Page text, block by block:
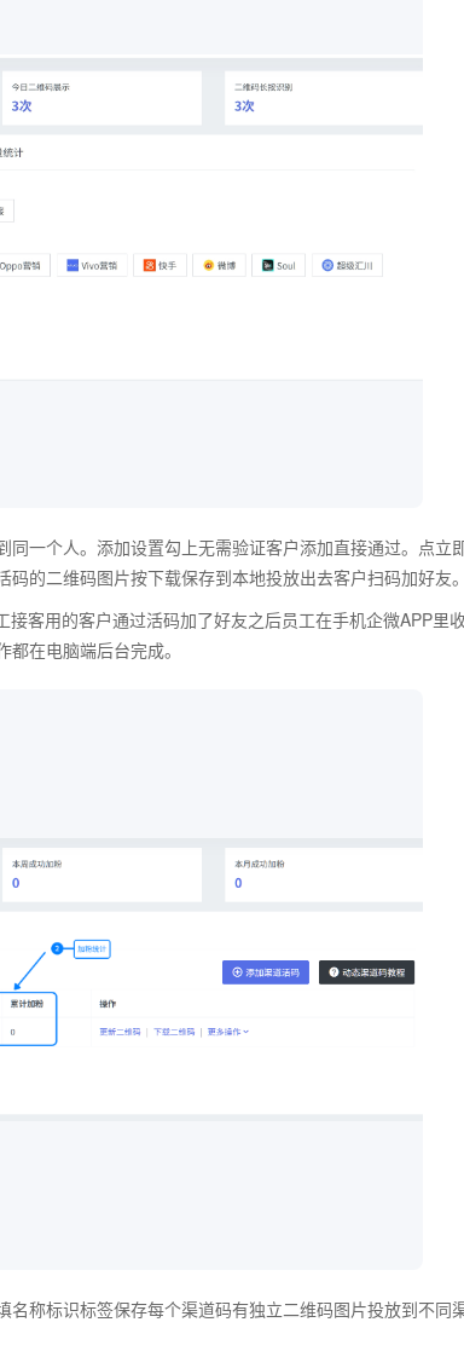
一个人。添加设置勾上无需验证客户添加直接通过。点立
的二维码图片按下载保存到本地投放出去客户扫码加好友
客用的客户通过活码加了好友之后员工在手机企微APP里
在电脑端后台完成。
称标识标签保存每个渠道码有独立二维码图片投放到不同